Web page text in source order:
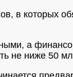
в которых
а
не ниже 50